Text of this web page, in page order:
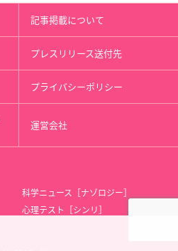
記事掲載について
プレスリリース送付先
プライバシーポリシー
運営会社
科学ニュース［ナゾロジー］
心理テスト［シンリ］